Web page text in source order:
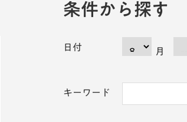
条件から探す
日付 月
キーワード